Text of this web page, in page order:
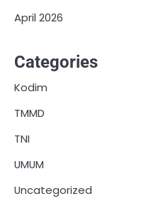
April 2026
Categories
Kodim
TMMD
TNI
UMUM
Uncategorized